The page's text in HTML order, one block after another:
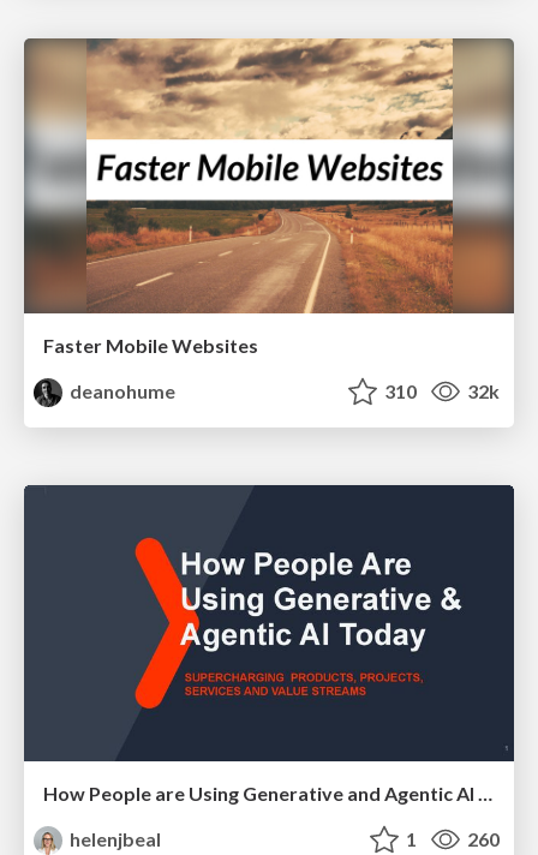
Faster Mobile Websites
deanohume
310 32k
How People are Using Generative and Agentic AI to Supercharge Their Products, Projects, Services and Value Streams Today
helenjbeal
1 260